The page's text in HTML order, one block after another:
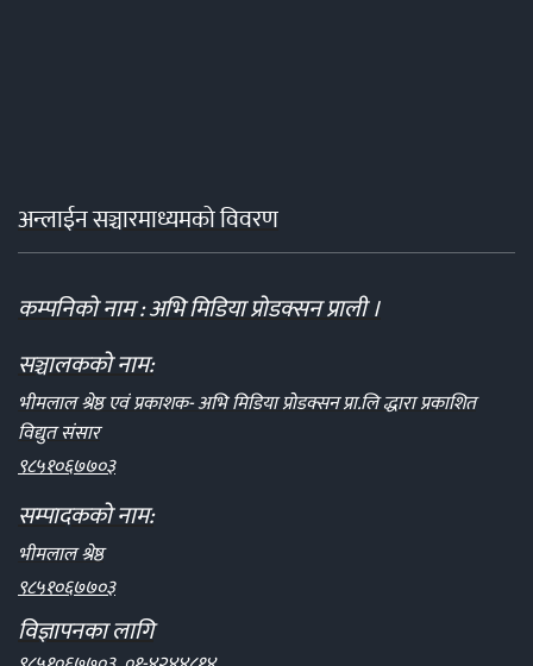
अन्लाईन सञ्चारमाध्यमको विवरण
कम्पनिको नाम : अभि मिडिया प्रोडक्सन प्राली ।
सञ्चालकको नाम:
भीमलाल श्रेष्ठ एवं प्रकाशक- अभि मिडिया प्रोडक्सन प्रा.लि द्धारा प्रकाशित
विद्युत संसार
९८५१०६७७०३
सम्पादकको नाम:
भीमलाल श्रेष्ठ
९८५१०६७७०३
विज्ञापनका लागि